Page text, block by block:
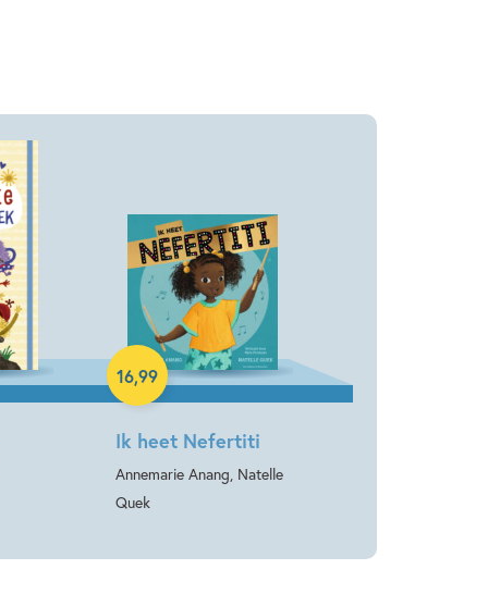
Ik heet Nefertiti
Annemarie Anang, Natelle
Quek
16,99
Hardcover